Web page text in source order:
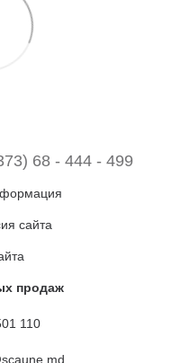
68 - 444 - 499
сайта
продаж
110